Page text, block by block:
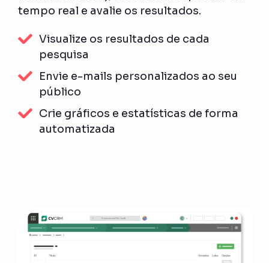
tempo real e avalie os resultados.
Visualize os resultados de cada
pesquisa
Envie e-mails personalizados ao seu
público
Crie gráficos e estatísticas de forma
automatizada